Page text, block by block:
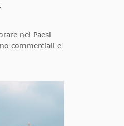
nei Paesi
commerciali e